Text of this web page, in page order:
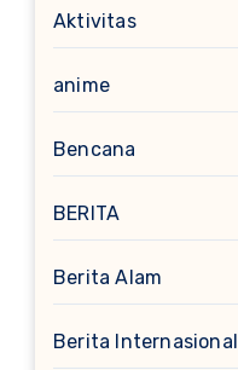
Aktivitas
anime
Bencana
BERITA
Berita Alam
Berita Internasional